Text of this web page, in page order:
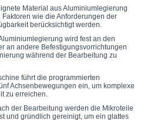
Material aus Aluminiumlegierung
wie die Anforderungen der
berücksichtigt werden.
wird fest an den
an andere Befestigungsvorrichtungen
während der Bearbeitung zu
führt die programmierten
Achsenbewegungen ein, um komplexe
zu erreichen.
der Bearbeitung werden die Mikroteile
und gründlich gereinigt, um ein glattes